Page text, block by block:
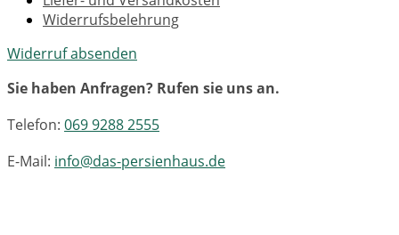
Widerrufsbelehrung
Widerruf absenden
Sie haben Anfragen? Rufen sie uns an.
Telefon: 069 9288 2555
E-Mail: info@das-persienhaus.de